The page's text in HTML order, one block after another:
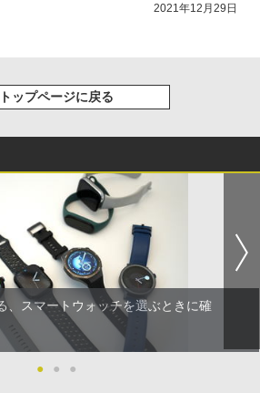
2021年12月29日
トップページに戻る
、スマートウォッチを選ぶときに確
● ● ●